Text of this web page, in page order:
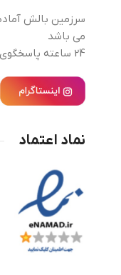
سرزمین بالش
می باشد
24 ساعته پاسخگوی شما عزیزان هستیم 09124303059
نماد اعتماد